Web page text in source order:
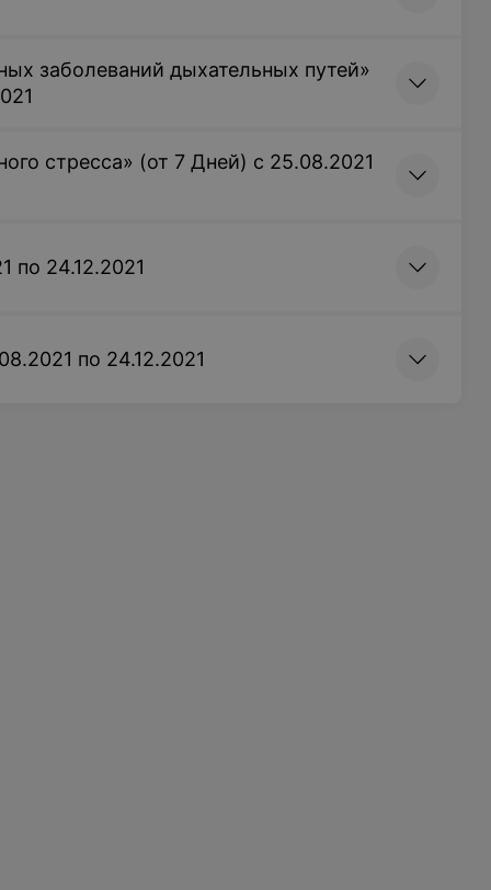
заболеваний дыхательных путей»
стресса» (от 7 Дней) с 25.08.2021
по 24.12.2021
по 24.12.2021